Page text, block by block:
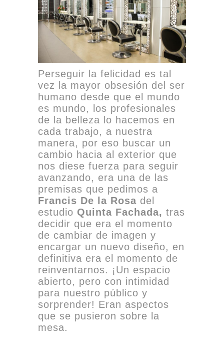
Perseguir la felicidad es tal
vez la mayor obsesión del ser
humano desde que el mundo
es mundo, los profesionales
de la belleza lo hacemos en
cada trabajo, a nuestra
manera, por eso buscar un
cambio hacia al exterior que
nos diese fuerza para seguir
avanzando, era una de las
premisas que pedimos a
Francis De la Rosa del
estudio Quinta Fachada, tras
decidir que era el momento
de cambiar de imagen y
encargar un nuevo diseño, en
definitiva era el momento de
reinventarnos. ¡Un espacio
abierto, pero con intimidad
para nuestro público y
sorprender! Eran aspectos
que se pusieron sobre la
mesa.